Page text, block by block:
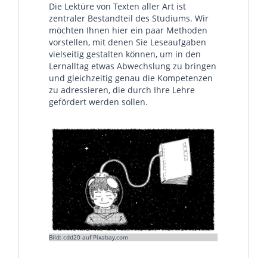
Die Lektüre von Texten aller Art ist
zentraler Bestandteil des Studiums. Wir
möchten Ihnen hier ein paar Methoden
vorstellen, mit denen Sie Leseaufgaben
vielseitig gestalten können, um in den
Lernalltag etwas Abwechslung zu bringen
und gleichzeitig genau die Kompetenzen
zu adressieren, die durch Ihre Lehre
gefördert werden sollen.
Bild: cdd20 auf Pixabay,com